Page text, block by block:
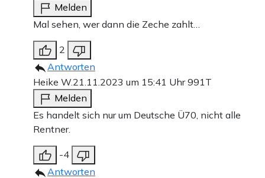
Melden
Mal sehen, wer dann die Zeche zahlt…
2
Antworten
Heike W. 21.11.2023 um 15:41 Uhr991T
Melden
Es handelt sich nur um Deutsche Ü70, nicht alle
Rentner.
-4
Antworten